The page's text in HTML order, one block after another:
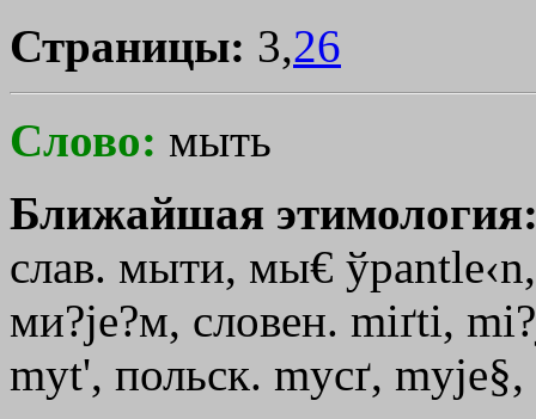
Страницы: 3,26
Слово: мыть
Ближайшая
слав. мыти, мы€ ўpantle‹n
ми?jе?м, словен. miґti,
mуt', польск. mycґ,